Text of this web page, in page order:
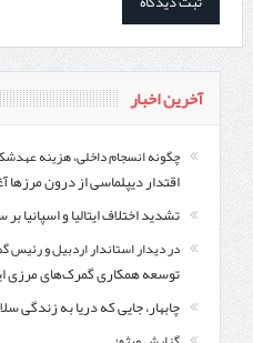
آخرین اخبار
چگونه انسجام داخلی، هزینه
اقتدار دیپلماسی از درون مرزها
تشدید اختلاف ایتالیا و اسپانیا
در دیدار استاندار اردبیل و
توسعه همکاری گمرک‌های مرزی
چابهار، جایی که دریا به زندگی